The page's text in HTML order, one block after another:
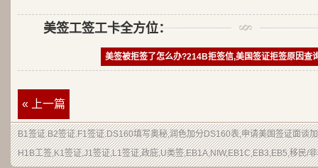
美签工签工卡全方位：
美签被拒签了怎么办?214B拒签信,美国签证拒签原因查
« 上一篇
B1签证.B2签证.F1签证.DS160填写奥秘,润色加分DS160表,申请美国签证面谈
H1B工签,K1签证,J1签证,L1签证,政庇,U类签,EB1A,NIW,EB1C,EB3,EB5,移民/